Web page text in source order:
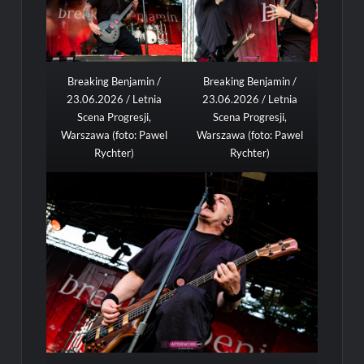
Breaking Benjamin /
23.06.2026 / Letnia
Scena Progresji,
Warszawa (foto: Pawel
Rychter)
Breaking Benjamin /
23.06.2026 / Letnia
Scena Progresji,
Warszawa (foto: Pawel
Rychter)